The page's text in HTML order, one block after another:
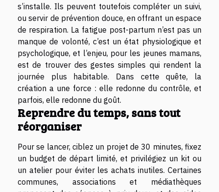
s’installe. Ils peuvent toutefois compléter un suivi,
ou servir de prévention douce, en offrant un espace
de respiration. La fatigue post-partum n’est pas un
manque de volonté, c’est un état physiologique et
psychologique, et l’enjeu, pour les jeunes mamans,
est de trouver des gestes simples qui rendent la
journée plus habitable. Dans cette quête, la
création a une force : elle redonne du contrôle, et
parfois, elle redonne du goût.
Reprendre du temps, sans tout
réorganiser
Pour se lancer, ciblez un projet de 30 minutes, fixez
un budget de départ limité, et privilégiez un kit ou
un atelier pour éviter les achats inutiles. Certaines
communes, associations et médiathèques